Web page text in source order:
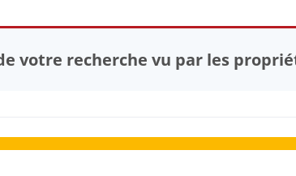
votre recherche vu par les